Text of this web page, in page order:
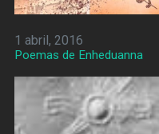
1 abril, 2016
Poemas de Enheduanna